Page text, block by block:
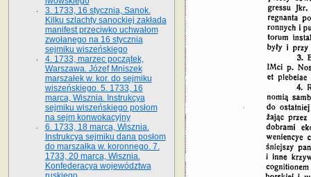
3. 1733, 16 stycznia, Sanok.
Kilku szlachty sanockiej zakłada
manifest przeciwko uchwałom
zwołanego na 16 stycz­nia
sejmiku wiszeńskiego
4. 1733, marzec początek,
Warszawa. Józef Mniszek
marszałek w. kor. do sejmiku
wiszeńskiego. 5. 1733, 16
marca, Wisznia. Instrukcya
sejmiku wiszeńskiego posłom
na sejm konwokacyjny
6. 1733, 18 marca, Wisznia.
Instrukcya sejmiku dana posłom
do marszałka w. koronnego. 7.
1733, 20 marca, Wisznia.
Konfederacya województwa